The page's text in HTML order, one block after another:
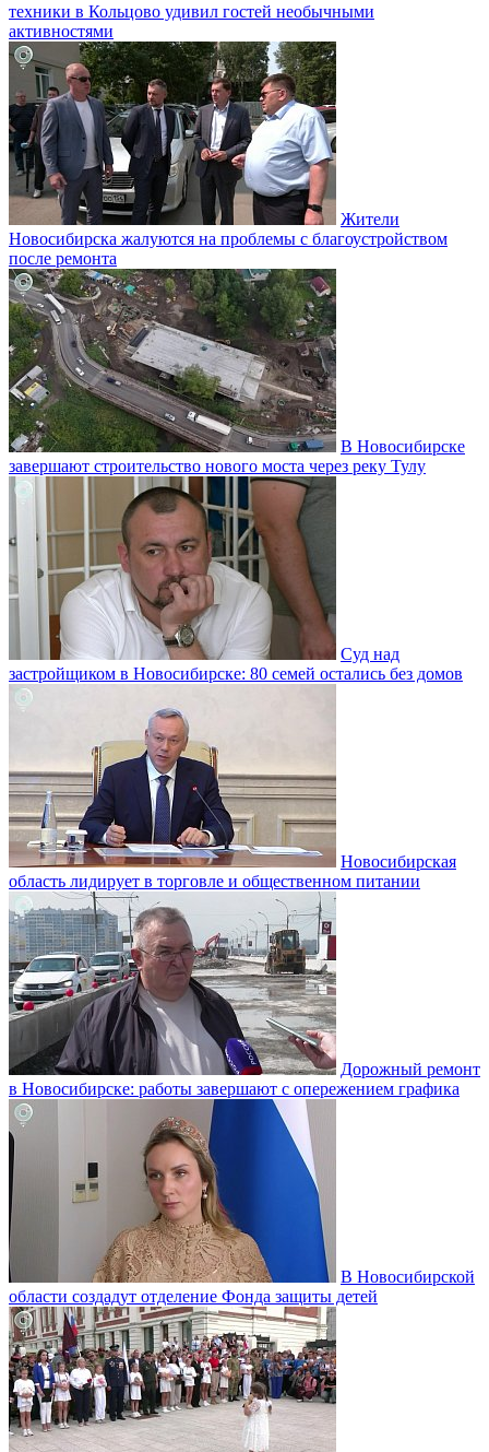
техники в Кольцово удивил гостей необычными
активностями
Жители
Новосибирска жалуются на проблемы с благоустройством
после ремонта
В Новосибирске
завершают строительство нового моста через реку Тулу
Суд над
застройщиком в Новосибирске: 80 семей остались без домов
Новосибирская
область лидирует в торговле и общественном питании
Дорожный ремонт
в Новосибирске: работы завершают с опережением графика
В Новосибирской
области создадут отделение Фонда защиты детей